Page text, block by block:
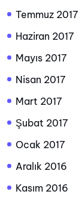
Temmuz 2017
Haziran 2017
Mayıs 2017
Nisan 2017
Mart 2017
Şubat 2017
Ocak 2017
Aralık 2016
Kasım 2016